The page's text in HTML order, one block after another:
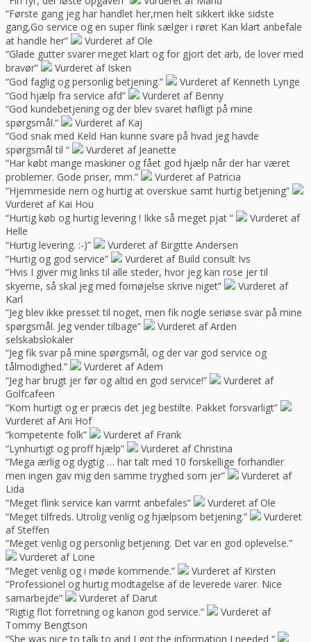
“Første gang jeg har handlet her,men helt sikkert ikke sidste
gang,Go service og en super flink sælger i røret Kan klart anbefale
at handle her”
Vurderet af Ole
“Glade gutter svarer meget klart og for gjort det arb, de lover med
bravør”
Vurderet af Isken
“God faglig og personlig betjening.”
Vurderet af Kenneth Lynge
“God hjælp fra service afd”
Vurderet af Benny
“God kundebetjening og der blev svaret høfligt på mine
spørgsmål.”
Vurderet af Kaj
“God snak med Keld Han kunne svare på hvad jeg havde
spørgsmål til “
Vurderet af Jeanette
“Har købt mange maskiner og fået god hjælp når der har været
problemer. Gode priser, mm.”
Vurderet af Patricia
“Hjemmeside nem og hurtig at overskue samt hurtig betjening”
Vurderet af Kai Hou
“Hurtig køb og hurtig levering ! Ikke så meget pjat “
Vurderet af
Helle
“Hurtig levering. :-)”
Vurderet af Birgitte Andersen
“Hurtig og god service”
Vurderet af Build consult Ivs
“Hvis I giver mig links til alle steder, hvor jeg kan rose jer til
skyerne, så skal jeg med fornøjelse skrive niget”
Vurderet af
Karl
“Jeg blev ikke presset til noget, men fik nogle seriøse svar på mine
spørgsmål. Jeg vender tilbage”
Vurderet af Arden
selskabslokaler
“Jeg fik svar på mine spørgsmål, og der var god service og
tålmodighed.”
Vurderet af Adem
“Jeg har brugt jer før og altid en god service!”
Vurderet af
Golfcafeen
“Kom hurtigt og er præcis det jeg bestilte. Pakket forsvarligt”
Vurderet af Ani Hof
“kompetente folk”
Vurderet af Frank
“Lynhurtigt og proff hjælp”
Vurderet af Christina
“Mega ærlig og dygtig … har talt med 10 forskellige forhandler
men ingen gav mig den samme tryghed som jer”
Vurderet af
Lida
“Meget flink service kan varmt anbefales”
Vurderet af Ole
“Meget tilfreds. Utrolig venlig og hjælpsom betjening.”
Vurderet
af Steffen
“Meget venlig og personlig betjening. Det var en god oplevelse.”
Vurderet af Lone
“Meget venlig og i møde kommende.”
Vurderet af Kirsten
“Professionel og hurtig modtagelse af de leverede varer. Nice
samarbejde”
Vurderet af Darut
“Rigtig flot forretning og kanon god service.”
Vurderet af
Tommy Bengtson
“She was nice to talk to and I got the information I needed “